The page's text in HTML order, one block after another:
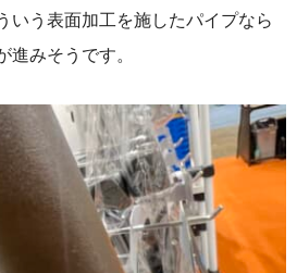
いう表面加工を施したパイプなら
進みそうです。